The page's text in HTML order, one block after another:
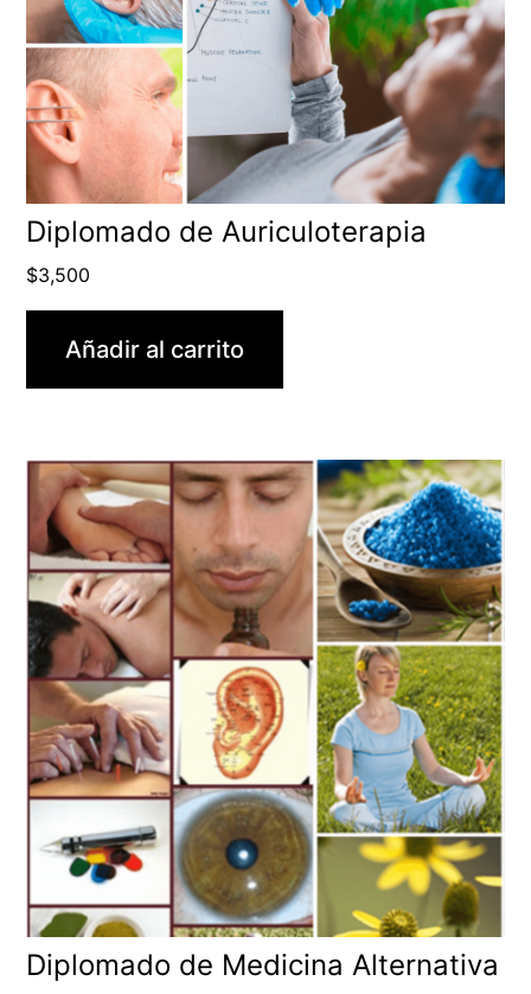
Diplomado de Auriculoterapia
$3,500
Añadir al carrito
Diplomado de Medicina Alternativa